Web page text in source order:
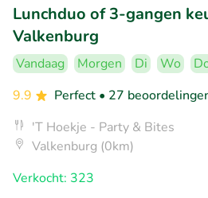
Lunchduo of 3-gangen
Valkenburg
Vandaag Morgen Di Wo
9.9
Perfect • 27
'T Hoekje - Party & Bites
Valkenburg (0km)
Verkocht: 323